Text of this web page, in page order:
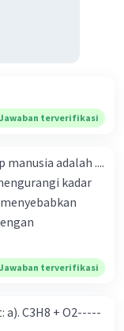
Jawaban terverifikasi
adalah ....
Jawaban terverifikasi
C3H8 + O2-----